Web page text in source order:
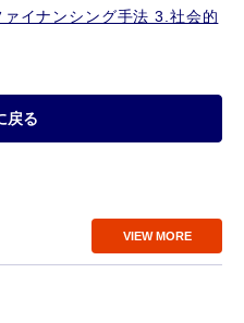
ァイナンシング手法 3.社会的
戻る
VIEW MORE